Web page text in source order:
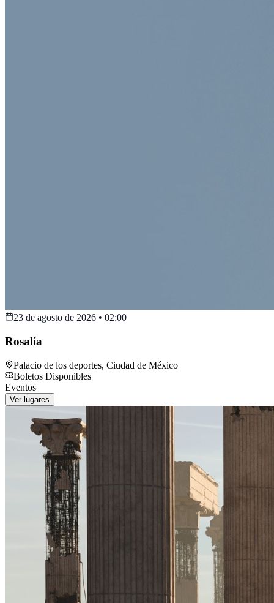
23 de agosto de 2026 • 02:00
Rosalía
Palacio de los deportes, Ciudad de México
Boletos Disponibles
Eventos
Ver lugares